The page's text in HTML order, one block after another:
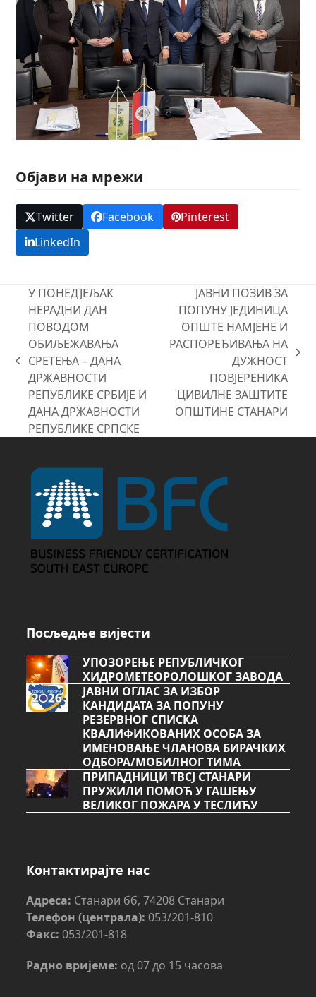
Објави на мрежи
Twitter Facebook
Pinterest
LinkedIn
previous
post:
У ПОНЕДЈЕЉАК
НЕРАДНИ ДАН
ПОВОДОМ
ОБИЉЕЖАВАЊА
СРЕТЕЊА – ДАНА
ДРЖАВНОСТИ
РЕПУБЛИКЕ СРБИЈЕ И
ДАНА ДРЖАВНОСТИ
РЕПУБЛИКЕ СРПСКЕ
ЈАВНИ ПОЗИВ ЗА
ПОПУНУ ЈЕДИНИЦА
ОПШТЕ НАМЈЕНЕ И
РАСПОРЕЂИВАЊА НА
ДУЖНОСТ
ПОВЈЕРЕНИКА
ЦИВИЛНЕ ЗАШТИТЕ
ОПШТИНЕ СТАНАРИ
Посљедње вијести
УПОЗОРЕЊЕ РЕПУБЛИЧКОГ
ХИДРОМЕТЕОРОЛОШКОГ ЗАВОДА
ЈАВНИ ОГЛАС ЗА ИЗБОР
КАНДИДАТА ЗА ПОПУНУ
РЕЗЕРВНОГ СПИСКА
КВАЛИФИКОВАНИХ ОСОБА ЗА
ИМЕНОВАЊЕ ЧЛАНОВА БИРАЧКИХ
ОДБОРА/МОБИЛНОГ ТИМА
ПРИПАДНИЦИ ТВСЈ СТАНАРИ
ПРУЖИЛИ ПОМОЋ У ГАШЕЊУ
ВЕЛИКОГ ПОЖАРА У ТЕСЛИЋУ
Контактирајте нас
Адреса: Станари бб, 74208 Станари
Телефон (централа): 053/201-810
Факс: 053/201-818
Радно вријеме: од 07 до 15 часова